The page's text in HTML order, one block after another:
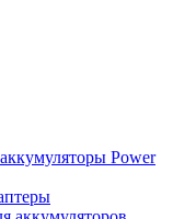
Power